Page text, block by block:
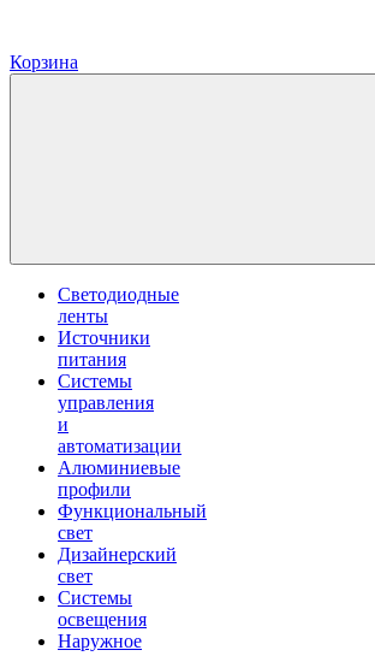
Корзина
Светодиодные
ленты
Источники
питания
Системы
управления
и
автоматизации
Алюминиевые
профили
Функциональный
свет
Дизайнерский
свет
Системы
освещения
Наружное